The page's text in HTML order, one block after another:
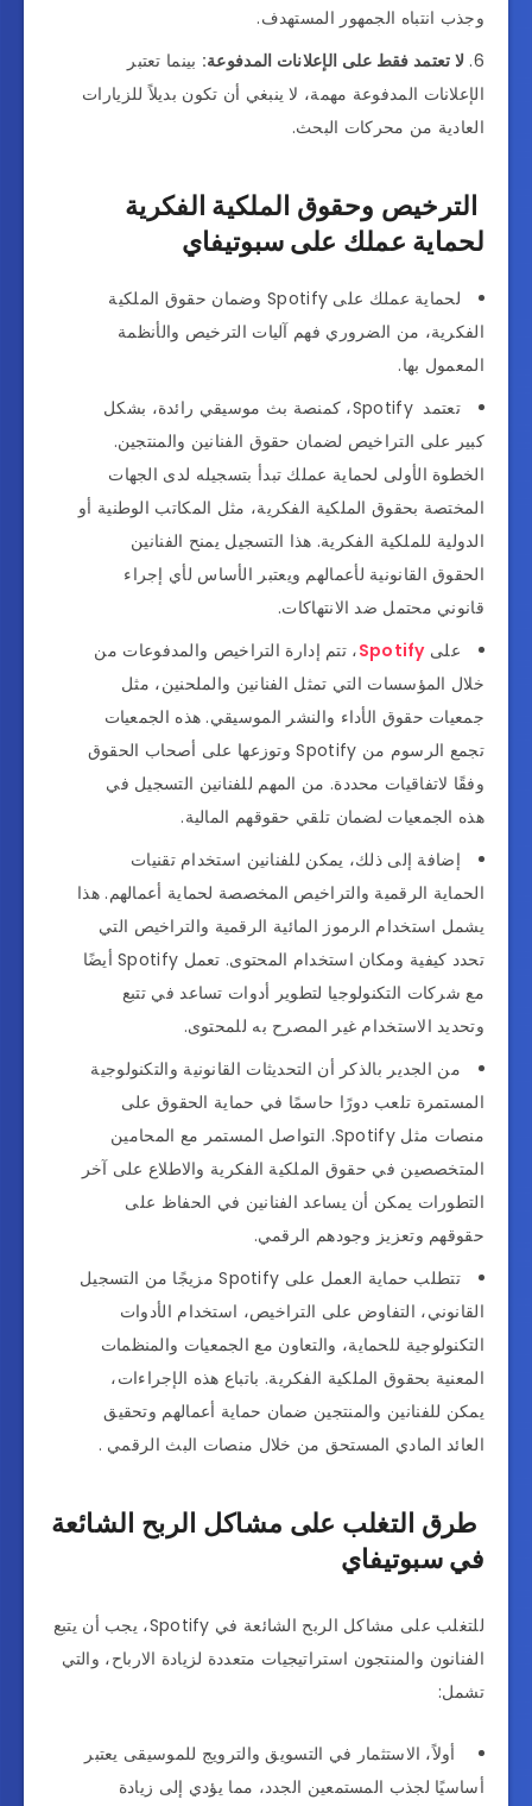
وجذب انتباه الجمهور المستهدف.
لا تعتمد فقط على الإعلانات المدفوعة: بينما تعتبر
الإعلانات المدفوعة مهمة، لا ينبغي أن تكون بديلاً للزيارات
العادية من محركات البحث.
الترخيص وحقوق الملكية الفكرية
لحماية عملك على سبوتيفاي
لحماية عملك على Spotify وضمان حقوق الملكية
الفكرية، من الضروري فهم آليات الترخيص والأنظمة
المعمول بها.
تعتمد Spotify، كمنصة بث موسيقي رائدة، بشكل
كبير على التراخيص لضمان حقوق الفنانين والمنتجين.
الخطوة الأولى لحماية عملك تبدأ بتسجيله لدى الجهات
المختصة بحقوق الملكية الفكرية، مثل المكاتب الوطنية أو
الدولية للملكية الفكرية. هذا التسجيل يمنح الفنانين
الحقوق القانونية لأعمالهم ويعتبر الأساس لأي إجراء
قانوني محتمل ضد الانتهاكات.
علىSpotify، تتم إدارة التراخيص والمدفوعات من
خلال المؤسسات التي تمثل الفنانين والملحنين، مثل
جمعيات حقوق الأداء والنشر الموسيقي. هذه الجمعيات
تجمع الرسوم من Spotify وتوزعها على أصحاب الحقوق
وفقًا لاتفاقيات محددة. من المهم للفنانين التسجيل في
هذه الجمعيات لضمان تلقي حقوقهم المالية.
إضافة إلى ذلك، يمكن للفنانين استخدام تقنيات
الحماية الرقمية والتراخيص المخصصة لحماية أعمالهم. هذا
يشمل استخدام الرموز المائية الرقمية والتراخيص التي
تحدد كيفية ومكان استخدام المحتوى. تعمل Spotify أيضًا
مع شركات التكنولوجيا لتطوير أدوات تساعد في تتبع
وتحديد الاستخدام غير المصرح به للمحتوى.
من الجدير بالذكر أن التحديثات القانونية والتكنولوجية
المستمرة تلعب دورًا حاسمًا في حماية الحقوق على
منصات مثل Spotify. التواصل المستمر مع المحامين
المتخصصين في حقوق الملكية الفكرية والاطلاع على آخر
التطورات يمكن أن يساعد الفنانين في الحفاظ على
حقوقهم وتعزيز وجودهم الرقمي.
تتطلب حماية العمل على Spotify مزيجًا من التسجيل
القانوني، التفاوض على التراخيص، استخدام الأدوات
التكنولوجية للحماية، والتعاون مع الجمعيات والمنظمات
المعنية بحقوق الملكية الفكرية. باتباع هذه الإجراءات،
يمكن للفنانين والمنتجين ضمان حماية أعمالهم وتحقيق
العائد المادي المستحق من خلال منصات البث الرقمي .
طرق التغلب على مشاكل الربح الشائعة
في سبوتيفاي
للتغلب على مشاكل الربح الشائعة في Spotify، يجب أن يتبع
الفنانون والمنتجون استراتيجيات متعددة لزيادة الارباح، والتي
تشمل:
أولاً، الاستثمار في التسويق والترويج للموسيقى يعتبر
أساسيًا لجذب المستمعين الجدد، مما يؤدي إلى زيادة